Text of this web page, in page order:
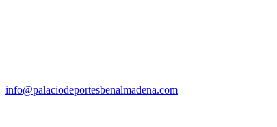
info@palaciodeportesbenalmadena.com